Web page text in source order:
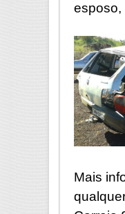
esposo,
Mais